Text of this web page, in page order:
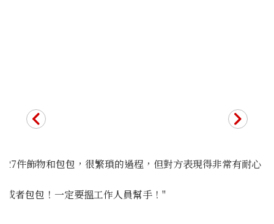
18K gold (K18) broken necklace
參考回收價
件飾物和包包，很繁瑣的過程，但對方表現得非常有耐心
者包包！一定要搵工作人員幫手！"